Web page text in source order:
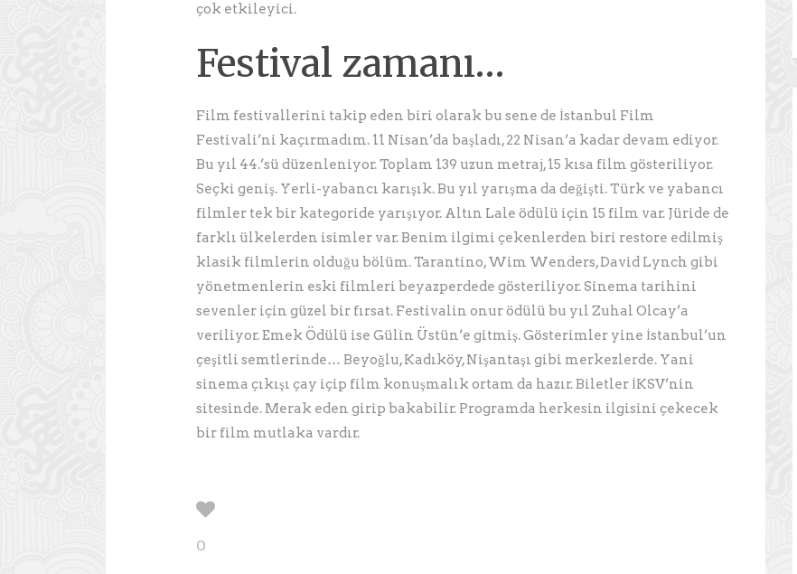
çok etkileyici.
Festival zamanı…
Film festivallerini takip eden biri olarak bu sene de İstanbul Film
Festivali’ni kaçırmadım. 11 Nisan’da başladı, 22 Nisan’a kadar devam ediyor.
Bu yıl 44.’sü düzenleniyor. Toplam 139 uzun metraj, 15 kısa film gösteriliyor.
Seçki geniş. Yerli-yabancı karışık. Bu yıl yarışma da değişti. Türk ve yabancı
filmler tek bir kategoride yarışıyor. Altın Lale ödülü için 15 film var. Jüride de
farklı ülkelerden isimler var. Benim ilgimi çekenlerden biri restore edilmiş
klasik filmlerin olduğu bölüm. Tarantino, Wim Wenders, David Lynch gibi
yönetmenlerin eski filmleri beyazperdede gösteriliyor. Sinema tarihini
sevenler için güzel bir fırsat. Festivalin onur ödülü bu yıl Zuhal Olcay’a
veriliyor. Emek Ödülü ise Gülin Üstün’e gitmiş. Gösterimler yine İstanbul’un
çeşitli semtlerinde… Beyoğlu, Kadıköy, Nişantaşı gibi merkezlerde. Yani
sinema çıkışı çay içip film konuşmalık ortam da hazır. Biletler İKSV’nin
sitesinde. Merak eden girip bakabilir. Programda herkesin ilgisini çekecek
bir film mutlaka vardır.
0